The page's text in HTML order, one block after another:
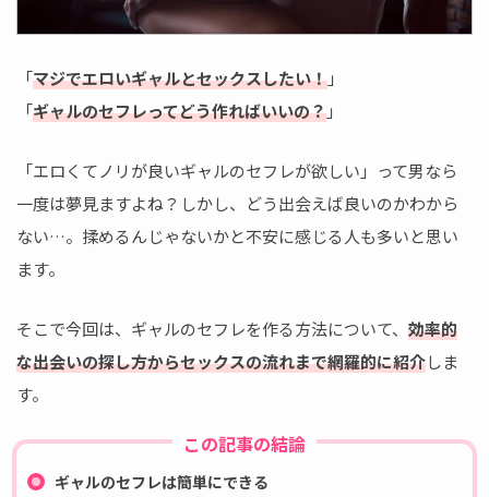
「マジでエロいギャルとセックスしたい！」
「ギャルのセフレってどう作ればいいの？」
「エロくてノリが良いギャルのセフレが欲しい」って男なら
一度は夢見ますよね？しかし、どう出会えば良いのかわから
ない…。揉めるんじゃないかと不安に感じる人も多いと思い
ます。
そこで今回は、ギャルのセフレを作る方法について、 効率的
な出会いの探し方からセックスの流れまで網羅的に紹介しま
す。
この記事の結論
ギャルのセフレは簡単にできる